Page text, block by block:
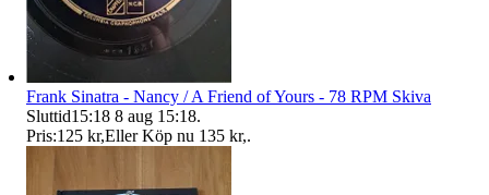
Frank Sinatra - Nancy / A Friend of Yours - 78 RPM Skiva
Sluttid15:18 8 aug 15:18.
Pris:125 kr,Eller Köp nu 135 kr,.